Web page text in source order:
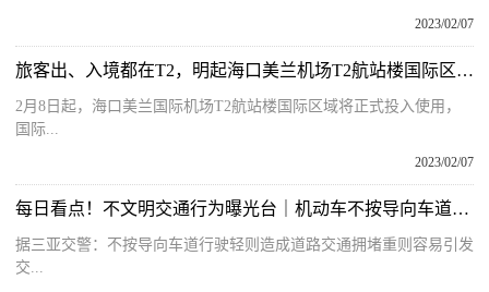
2023/02/07
旅客出、入境都在T2，明起海口美兰机场T2航站楼国际区域启用
2月8日起，海口美兰国际机场T2航站楼国际区域将正式投入使用，
国际...
2023/02/07
每日看点！不文明交通行为曝光台｜机动车不按导向车道行驶
据三亚交警：不按导向车道行驶轻则造成道路交通拥堵重则容易引发
交...